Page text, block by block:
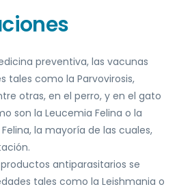
preventiva, las vacunas
tales como la Parvovirosis,
otras, en el perro, y en el gato
son la Leucemia Felina o la
la mayoría de las cuales,
antiparasitarios se
tales como la Leishmania o